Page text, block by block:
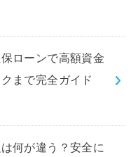
ローンで高額資金
まで完全ガイド
何が違う？安全に